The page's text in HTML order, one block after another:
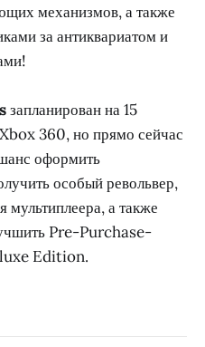
механизмов, а также
за антиквариатом и
запланирован на 15
360, но прямо сейчас
оформить
особый револьвер,
мультиплеера, а также
Pre-Purchase-
Edition.